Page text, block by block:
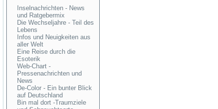
Inselnachrichten - News
und Ratgebermix
Die Wechseljahre - Teil des
Lebens
Infos und Neuigkeiten aus
aller Welt
Eine Reise durch die
Esoterik
Web-Chart -
Pressenachrichten und
News
De-Color - Ein bunter Blick
auf Deutschland
Bin mal dort -Traumziele